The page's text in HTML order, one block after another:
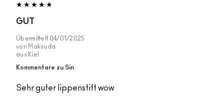
GUT
Übermittelt 04/01/2025
von Maksuda
aus Kiel
Kommentare zu Sin
Sehr guter lippenstift wow